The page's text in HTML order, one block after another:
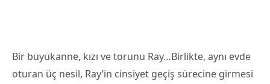
Bir büyükanne, kızı ve torunu Ray…Birlikte, aynı evde
oturan üç nesil, Ray’in cinsiyet geçiş sürecine girmesi